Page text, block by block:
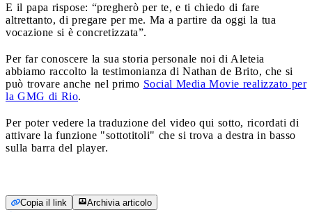
E il papa rispose: “pregherò per te, e ti chiedo di fare
altrettanto, di pregare per me. Ma a partire da oggi la tua
vocazione si è concretizzata”.
Per far conoscere la sua storia personale noi di Aleteia
abbiamo raccolto la testimonianza di Nathan de Brito, che si
può trovare anche nel primo Social Media Movie realizzato per
la GMG di Rio.
Per poter vedere la traduzione del video qui sotto, ricordati di
attivare la funzione "sottotitoli" che si trova a destra in basso
sulla barra del player.
Copia il link Archivia articolo